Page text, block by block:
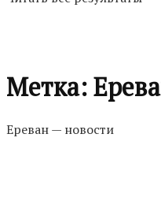
Метка:
Ереван — новости